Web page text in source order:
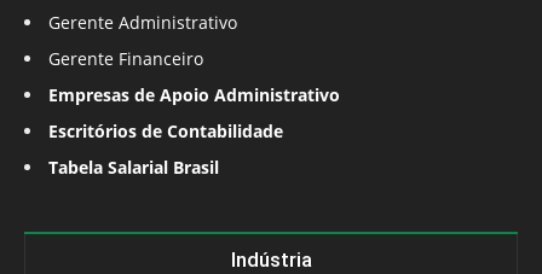
Gerente Administrativo
Gerente Financeiro
Empresas de Apoio Administrativo
Escritórios de Contabilidade
Tabela Salarial Brasil
Indústria